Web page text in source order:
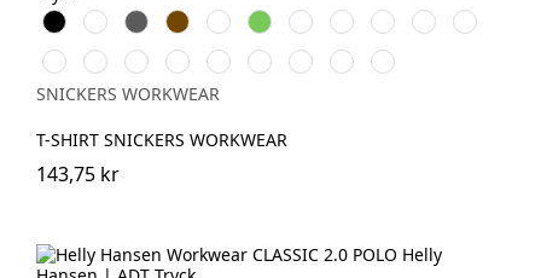
Svart Vit Grå Brun Warm
Orange
Lime Skogsgrön
StålgråGrå
melerad
MarinblåKhakigrön
LjusbrunStenblåChilirödHavsblåÄppelgrön
DjupblåIsgråÄkta
blå
Askgrå
melerad
SNICKERS WORKWEAR
T-SHIRT SNICKERS WORKWEAR
143,75 kr